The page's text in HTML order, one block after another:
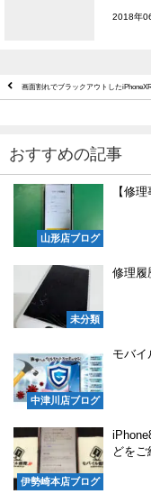
2018年
画面割れでブラックアウトした
おすすめの記事
山形店ブログ
【修
未分類
修理履
中津川店ブログ
モバイ
伊勢崎本店ブログ
どをご